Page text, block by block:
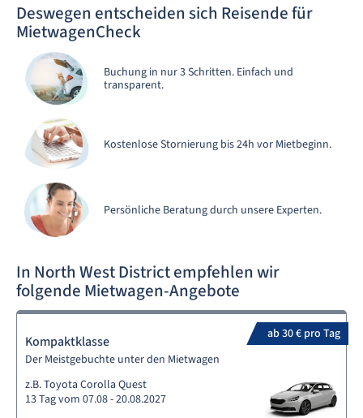
Deswegen entscheiden sich Reisende für
MietwagenCheck
Buchung in nur 3 Schritten. Einfach und
transparent.
Kostenlose Stornierung bis 24h vor Mietbeginn.
Persönliche Beratung durch unsere Experten.
In North West District empfehlen wir
folgende Mietwagen-Angebote
ab 30 € pro Tag
Kompaktklasse
Der Meistgebuchte unter den Mietwagen
z.B. Toyota Corolla Quest
13 Tag vom 07.08 - 20.08.2027